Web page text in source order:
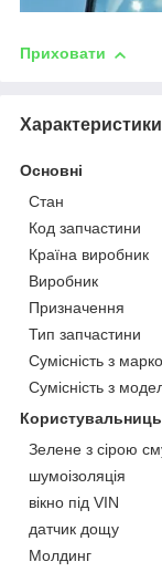
Приховати
Характеристики
Основні
Стан
Код запчастини
Країна виробник
Виробник
Призначення
Тип запчастини
Сумісність з
Сумісність з
Зелене з сірою
шумоізоляція
вікно під VIN
датчик дощу
Молдинг